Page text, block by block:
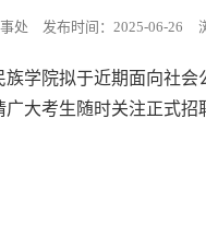
处 发布时间：2025-06-26
族学院拟于近期面向社会
大考生随时关注正式招